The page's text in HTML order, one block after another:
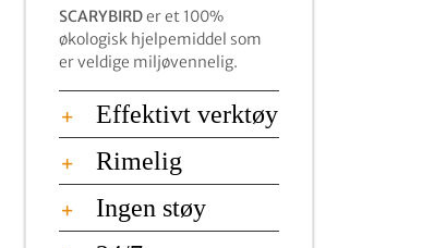
SCARYBIRDer et 100%
økologisk hjelpemiddel som
er veldige miljøvennelig.
Effektivt verktøy
Rimelig
Ingen støy